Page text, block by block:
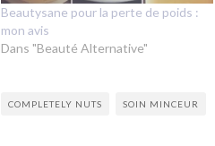
Beautysane pour la perte de poids :
mon avis
Dans "Beauté Alternative"
COMPLETELY NUTS SOIN MINCEUR